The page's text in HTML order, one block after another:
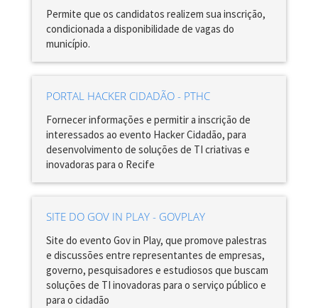
Permite que os candidatos realizem sua inscrição,
condicionada a disponibilidade de vagas do
município.
PORTAL HACKER CIDADÃO - PTHC
Fornecer informações e permitir a inscrição de
interessados ao evento Hacker Cidadão, para
desenvolvimento de soluções de TI criativas e
inovadoras para o Recife
SITE DO GOV IN PLAY - GOVPLAY
Site do evento Gov in Play, que promove palestras
e discussões entre representantes de empresas,
governo, pesquisadores e estudiosos que buscam
soluções de TI inovadoras para o serviço público e
para o cidadão